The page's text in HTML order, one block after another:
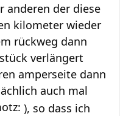
anderen der diese
kilometer wieder
rückweg dann
verlängert
amperseite dann
auch mal
), so dass ich